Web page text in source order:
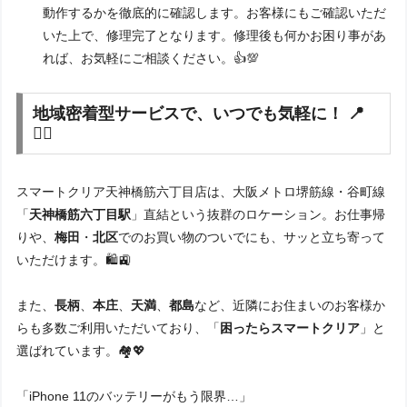
動作するかを徹底的に確認します。お客様にもご確認いただ
いた上で、修理完了となります。修理後も何かお困り事があ
れば、お気軽にご相談ください。👍💯
地域密着型サービスで、いつでも気軽に！ 📍
🚶‍♀️
スマートクリア天神橋筋六丁目店は、大阪メトロ堺筋線・谷町線
「天神橋筋六丁目駅 」直結という抜群のロケーション。お仕事帰
りや、梅田 ・北区でのお買い物のついでにも、サッと立ち寄って
いただけます。🛍️🚉
また、長柄 、本庄 天満 、都島など、近隣にお住まいのお客様か
らも多数ご利用いただいており、「 困ったらスマートクリア 」と
選ばれています。🏘️💖
「iPhone 11のバッテリーがもう限界…」